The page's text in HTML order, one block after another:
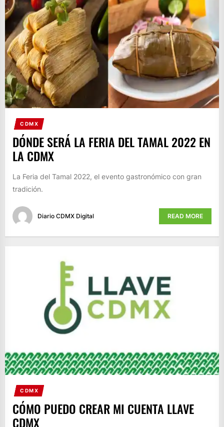
CDMX
DÓNDE SERÁ LA FERIA DEL TAMAL 2022 EN
LA CDMX
La Feria del Tamal 2022, el evento gastronómico con gran
tradición.
Diario CDMX Digital READ MORE
CDMX
CÓMO PUEDO CREAR MI CUENTA LLAVE
CDMX